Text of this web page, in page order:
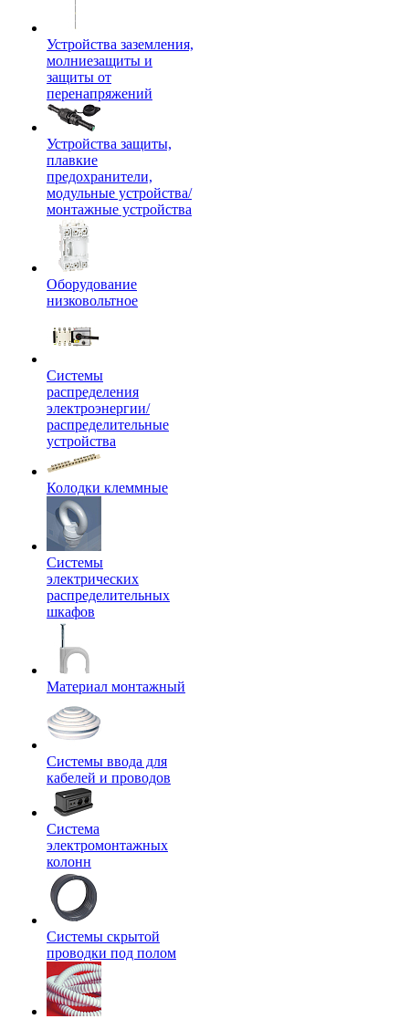
Устройства заземления,
молниезащиты и
защиты от
перенапряжений
Устройства защиты,
плавкие
предохранители,
модульные устройства/
монтажные устройства
Оборудование
низковольтное
Системы
распределения
электроэнергии/
распределительные
устройства
Колодки клеммные
Системы
электрических
распределительных
шкафов
Материал монтажный
Системы ввода для
кабелей и проводов
Система
электромонтажных
колонн
Системы скрытой
проводки под полом